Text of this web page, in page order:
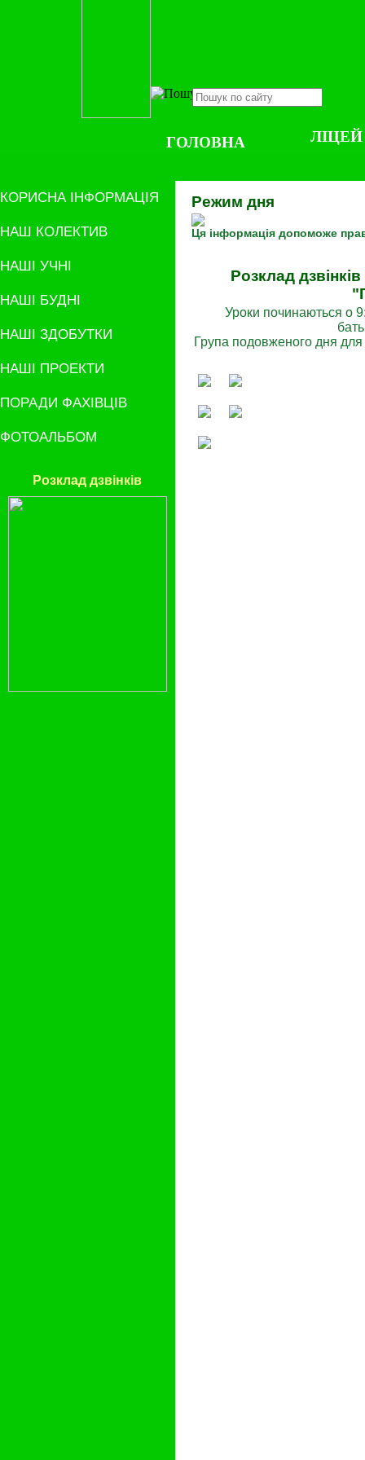
ГОЛОВНА ЛІЦЕЙ
КОРИСНА ІНФОРМАЦІЯ
НАШ КОЛЕКТИВ
НАШІ УЧНІ
НАШІ БУДНІ
НАШІ ЗДОБУТКИ
НАШІ ПРОЕКТИ
ПОРАДИ ФАХІВЦІВ
ФОТОАЛЬБОМ
Розклад дзвінків
Режим дня
Ця інформація допоможе
Розклад
Уроки починаються о
Група подовженого дня